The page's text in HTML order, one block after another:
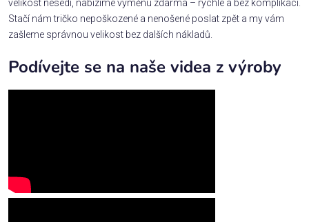
velikost nesedí, nabízíme výměnu zdarma – rychle a bez komplikací.
Stačí nám tričko nepoškozené a nenošené poslat zpět a my vám
zašleme správnou velikost bez dalších nákladů.
Podívejte se na naše videa z výroby